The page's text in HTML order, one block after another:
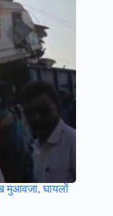
मुआवजा, घायलों